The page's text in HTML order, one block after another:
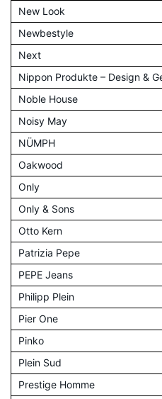
New Look
Newbestyle
Next
Nippon Produkte – Design &
Noble House
Noisy May
NÜMPH
Oakwood
Only
Only & Sons
Otto Kern
Patrizia Pepe
PEPE Jeans
Philipp Plein
Pier One
Pinko
Plein Sud
Prestige Homme